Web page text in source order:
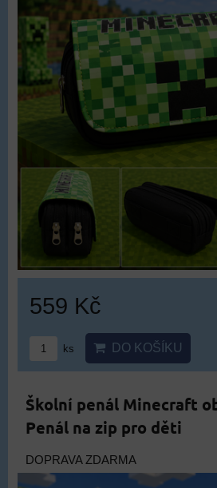
559 Kč
ks DO KOŠÍKU
Školní penál Minecraft
Penál na zip pro děti
DOPRAVA ZDARMA